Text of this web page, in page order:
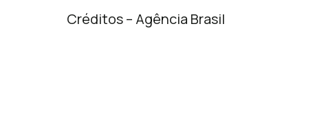
Créditos – Agência Brasil